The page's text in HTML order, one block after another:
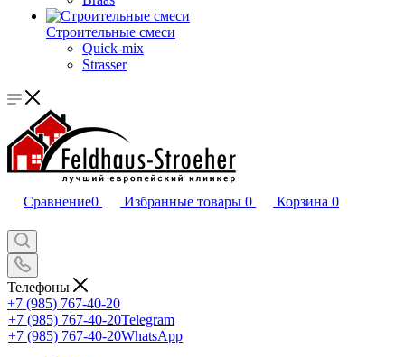
Строительные смеси
Quick-mix
Strasser
Сравнение0 Избранные товары 0 Корзина 0
Телефоны
+7 (985) 767-40-20
+7 (985) 767-40-20Telegram
+7 (985) 767-40-20WhatsApp